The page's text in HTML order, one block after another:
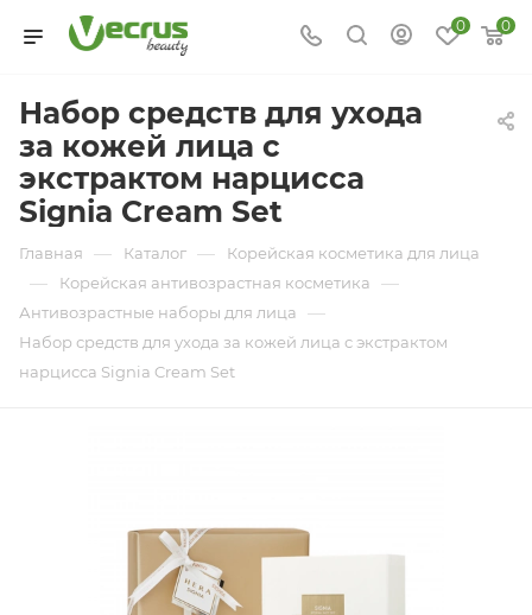
0 0
Набор средств для ухода
за кожей лица с
экстрактом нарцисса
Signia Cream Set
Главная — Каталог — Корейская косметика для лица
— Корейская антивозрастная косметика —
Антивозрастные наборы для лица —
Набор средств для ухода за кожей лица с экстрактом
нарцисса Signia Cream Set